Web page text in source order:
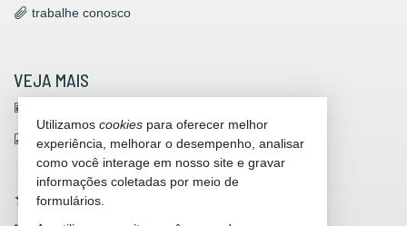
trabalhe conosco
VEJA MAIS
indicadores financeiros
cadastre seu imóvel
imóveis favoritos
Utilizamos cookies para oferecer melhor
experiência, melhorar o desempenho, analisar
como você interage em nosso site e gravar
informações coletadas por meio de
formulários.